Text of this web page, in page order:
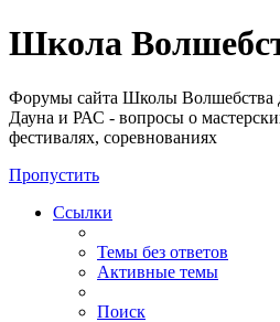
Школа
Форумы сайта Школы Волшебства
Дауна и РАС - вопросы о
фестивалях, соревнованиях
Пропустить
Ссылки
Темы без ответов
Активные темы
Поиск